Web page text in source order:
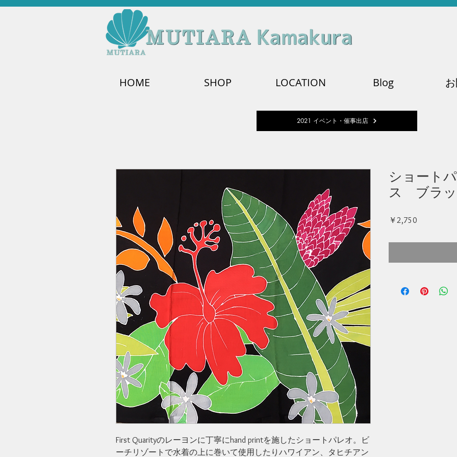
HOME SHOP LOCATION Blog
2021 イベント・催事出店
First Quarityのレーヨンに丁寧にhand printを施したショートパレオ。ビ
ーチリゾートで水着の上に巻いて使用したりハワイアン、タヒチアン
ショート
ス ブラ
￥2,750